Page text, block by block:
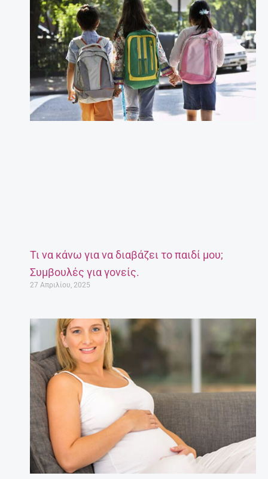
Τι να κάνω για να διαβάζει το παιδί μου;
Συμβουλές για γονείς.
27 Απριλίου, 2025